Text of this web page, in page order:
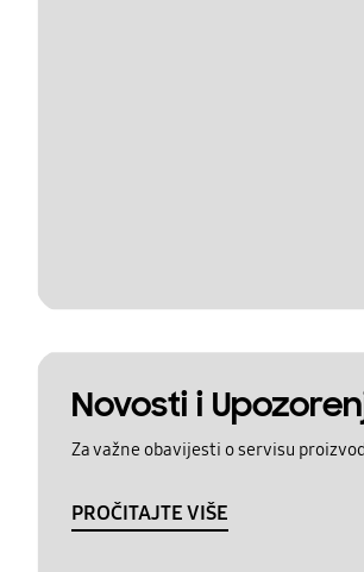
Novosti i
Za važne obavijesti o servisu
PROČITAJTE VIŠE